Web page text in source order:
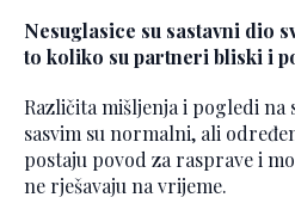
Nesuglasice su sastavni dio
to koliko su partneri bliski i
Različita mišljenja i pogledi na
sasvim su normalni, ali
postaju povod za rasprave i
ne rješavaju na vrijeme.